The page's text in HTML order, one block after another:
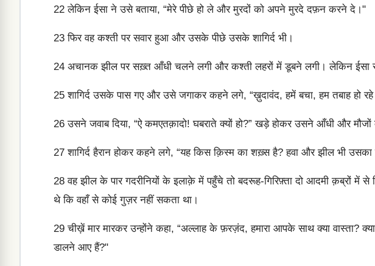
22 लेकिन ईसा ने उसे बताया, “मेरे पीछे हो ले और मुरदों को अपने मुरदे दफ़न करने दे।"
23 फिर वह कश्ती पर सवार हुआ और उसके पीछे उसके शागिर्द भी।
24 अचानक झील पर सख़्त आँधी चलने लगी और कश्ती लहरों में डूबने लगी। लेकिन ईसा
25 शागिर्द उसके पास गए और उसे जगाकर कहने लगे, “ख़ुदावंद, हमें बचा, हम तबाह हो
26 उसने जवाब दिया, “ऐ कमएतक़ादो! घबराते क्यों हो?” खड़े होकर उसने आँधी और मौजों
27 शागिर्द हैरान होकर कहने लगे, “यह किस क़िस्म का शख़्स है? हवा और झील भी उसका
28 वह झील के पार गदरीनियों के इलाक़े में पहुँचे तो बदरूह-गिरिफ़्ता दो आदमी क़ब्रों
थे कि वहाँ से कोई गुज़र नहीं सकता था।
29 चीख़ें मार मारकर उन्होंने कहा, “अल्लाह के फ़रज़ंद, हमारा आपके साथ क्या वास्ता?
डालने आए हैं?"